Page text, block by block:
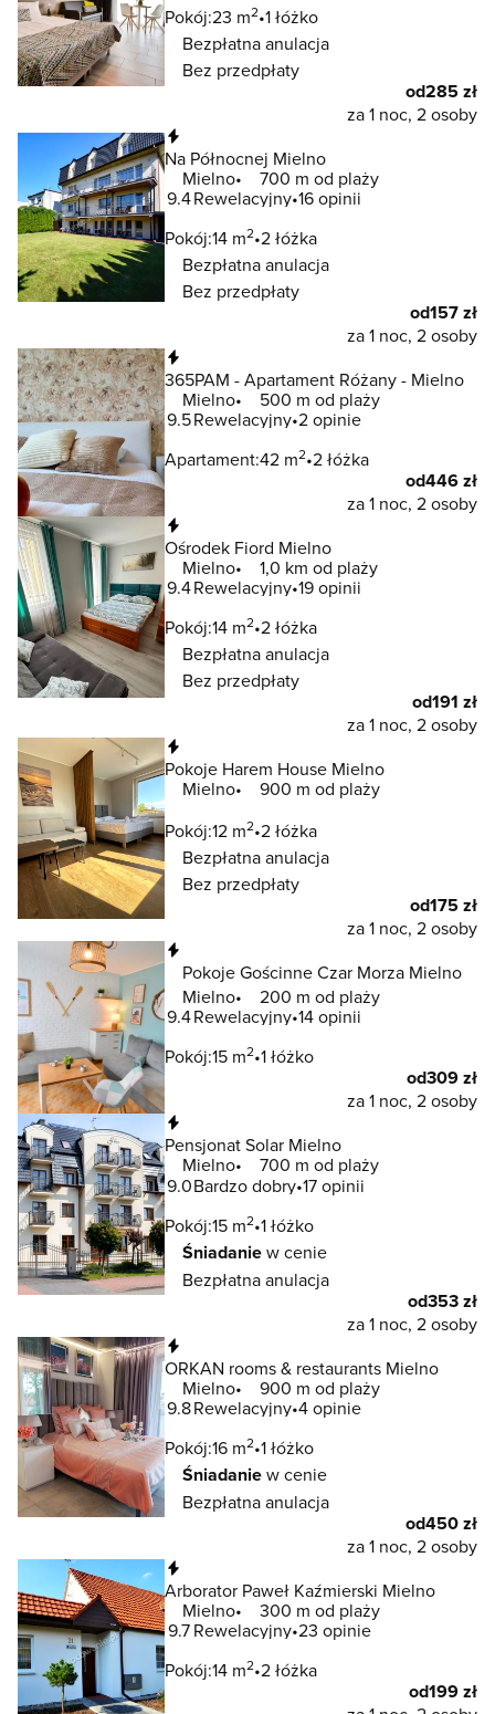
Pokój:23 m2 1 łóżko
Bezpłatna anulacja
Bez przedpłaty
od285 zł
za 1 noc, 2 osoby
Na Północnej Mielno
Mielno
700 m od plaży
9.4Rewelacyjny 16 opinii
Pokój:14 m2 2 łóżka
Bezpłatna anulacja
Bez przedpłaty
od157 zł
za 1 noc, 2 osoby
365PAM - Apartament Różany - Mielno
Mielno
500 m od plaży
9.5Rewelacyjny 2 opinie
Apartament:42 m2 2 łóżka
od446 zł
za 1 noc, 2 osoby
Ośrodek Fiord Mielno
Mielno
1,0 km od plaży
9.4Rewelacyjny 19 opinii
Pokój:14 m2 2 łóżka
Bezpłatna anulacja
Bez przedpłaty
od191 zł
za 1 noc, 2 osoby
Pokoje Harem House Mielno
Mielno
900 m od plaży
Pokój:12 m2 2 łóżka
Bezpłatna anulacja
Bez przedpłaty
od175 zł
za 1 noc, 2 osoby
Pokoje Gościnne Czar Morza Mielno
Mielno
200 m od plaży
9.4Rewelacyjny 14 opinii
Pokój:15 m2 1 łóżko
od309 zł
za 1 noc, 2 osoby
Pensjonat Solar Mielno
Mielno
700 m od plaży
9.0Bardzo dobry 17 opinii
Pokój:15 m2 1 łóżko
Śniadaniew cenie
Bezpłatna anulacja
od353 zł
za 1 noc, 2 osoby
ORKAN rooms & restaurants Mielno
Mielno
900 m od plaży
9.8Rewelacyjny 4 opinie
Pokój:16 m2 1 łóżko
Śniadaniew cenie
Bezpłatna anulacja
od450 zł
za 1 noc, 2 osoby
Arborator Paweł Kaźmierski Mielno
Mielno
300 m od plaży
9.7Rewelacyjny 23 opinie
Pokój:14 m2 2 łóżka
od199 zł